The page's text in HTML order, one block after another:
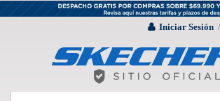
Iniciar Sesión /